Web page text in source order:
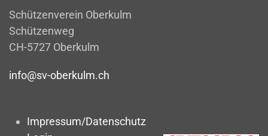
Schützenverein Oberkulm
Schützenweg
CH-5727 Oberkulm
info@sv-oberkulm.ch
Impressum/Datenschutz